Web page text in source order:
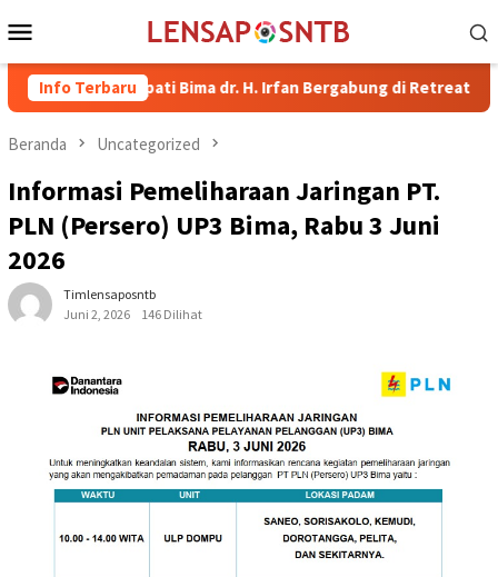
ke
Mobile
Info Terbaru
Bupati Bima dr. H. Irfan Bergabung di Retreat Magelang
Beranda Uncategorized
Informasi Pemeliharaan Jaringan PT.
PLN (Persero) UP3 Bima, Rabu 3 Juni
2026
Timlensaposntb
Juni 2, 2026
146 Dilihat